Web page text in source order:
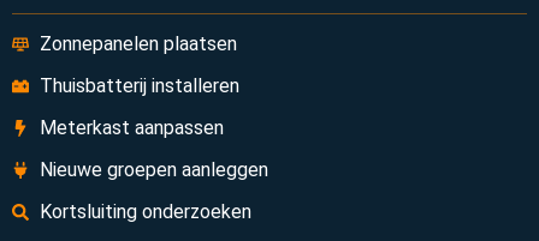
Zonnepanelen plaatsen
Thuisbatterij installeren
Meterkast aanpassen
Nieuwe groepen aanleggen
Kortsluiting onderzoeken